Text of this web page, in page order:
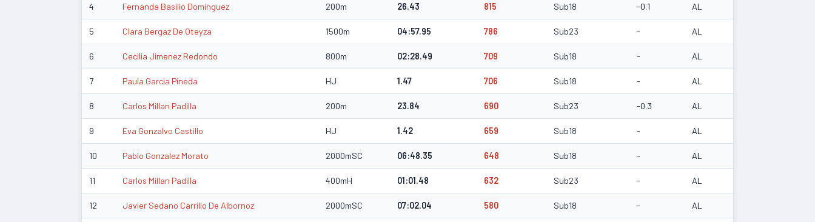
4 Fernanda Basilio Dominguez 200m 26.43 815 Sub18 -0.1 AL
5 Clara Bergaz De Oteyza 1500m 04:57.95 786 Sub23 - AL
6 Cecilia Jimenez Redondo 800m 02:28.49 709 Sub18 - AL
7 Paula Garcia Pineda HJ 1.47 706 Sub18 - AL
8 Carlos Millan Padilla 200m 23.84 690 Sub23 -0.3 AL
9 Eva Gonzalvo Castillo HJ 1.42 659 Sub18 - AL
10 Pablo Gonzalez Morato 2000mSC 06:48.35 648 Sub18 - AL
11 Carlos Millan Padilla 400mH 01:01.48 632 Sub23 - AL
12 Javier Sedano Carrillo De Albornoz 2000mSC 07:02.04 580 Sub18 - AL